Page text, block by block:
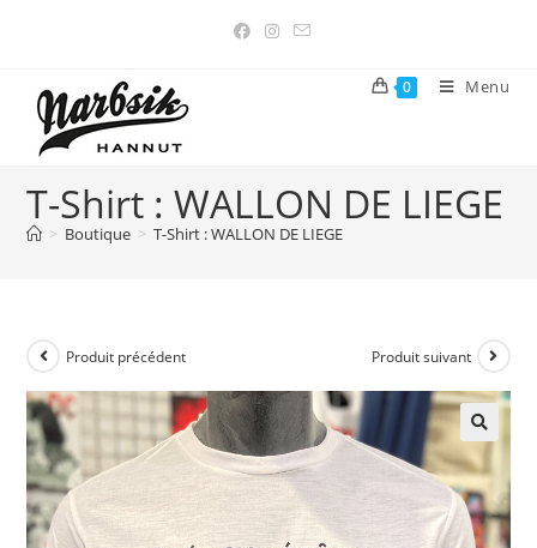
0 Menu
T-Shirt : WALLON DE LIEGE
> Boutique > T-Shirt : WALLON DE LIEGE
Produit précédent Produit suivant